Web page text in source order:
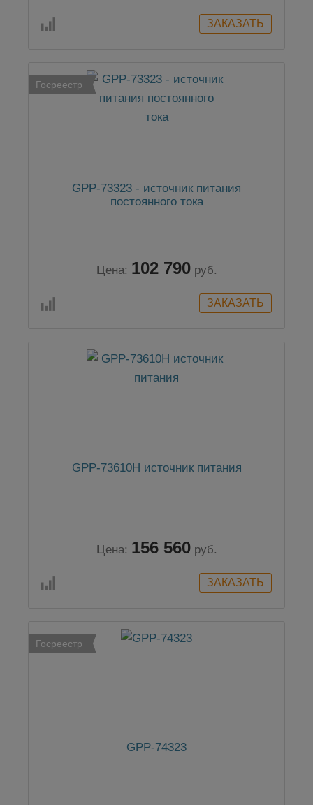
Госреестр
GPP-73323 - источник питания
постоянного тока
Цена: 102 790 руб.
GPP-73610H источник питания
Цена: 156 560 руб.
Госреестр
GPP-74323